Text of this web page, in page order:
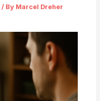
/ By Marcel Dreher